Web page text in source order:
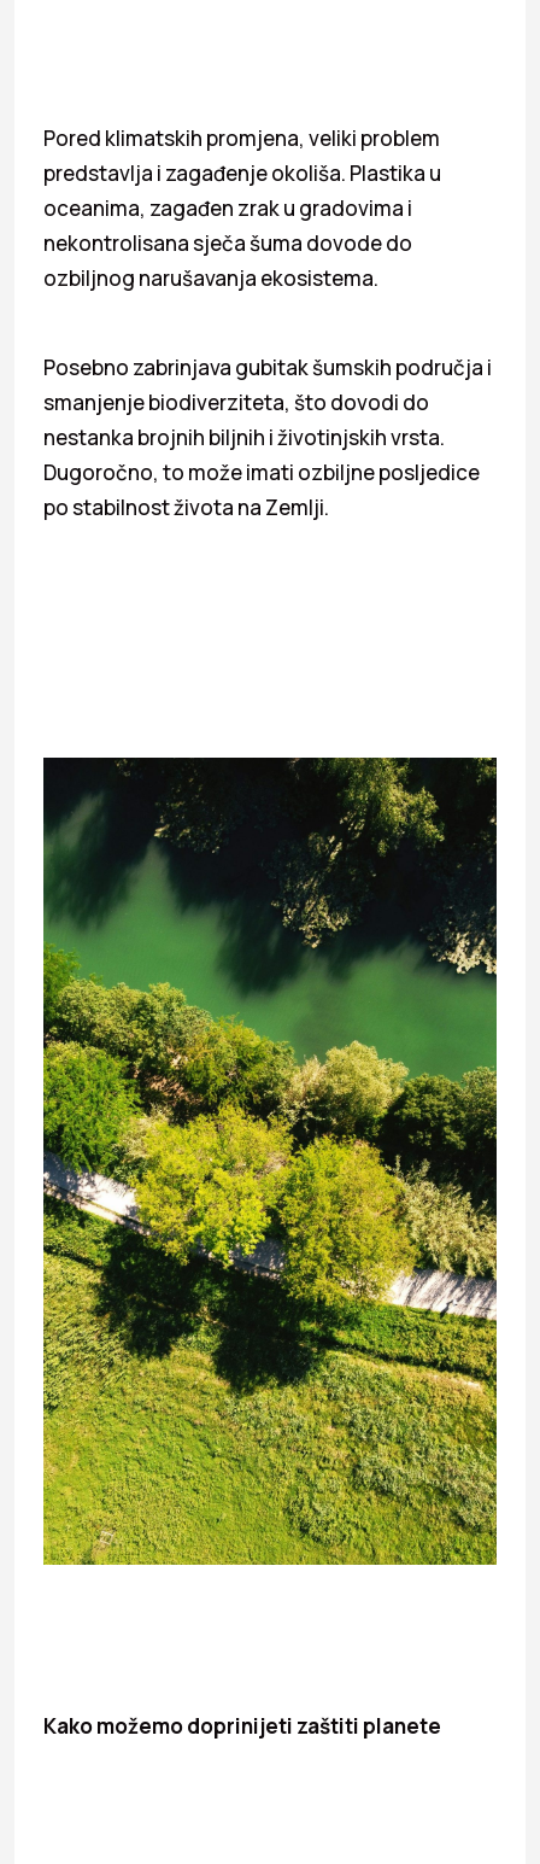
Pored klimatskih promjena, veliki problem
predstavlja i zagađenje okoliša. Plastika u
oceanima, zagađen zrak u gradovima i
nekontrolisana sječa šuma dovode do
ozbiljnog narušavanja ekosistema.
Posebno zabrinjava gubitak šumskih područja i
smanjenje biodiverziteta, što dovodi do
nestanka brojnih biljnih i životinjskih vrsta.
Dugoročno, to može imati ozbiljne posljedice
po stabilnost života na Zemlji.
Kako možemo doprinijeti zaštiti planete